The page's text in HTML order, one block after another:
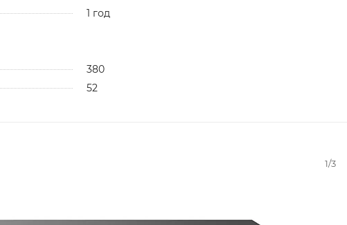
1 год
380
52
1/3